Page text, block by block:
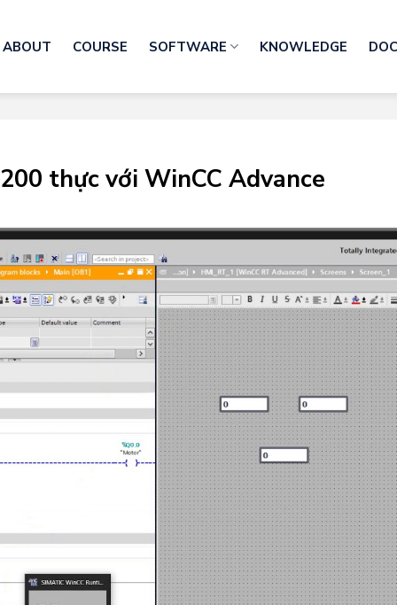
ABOUT COURSE SOFTWARE KNOWLEDGE
thực với WinCC Advance